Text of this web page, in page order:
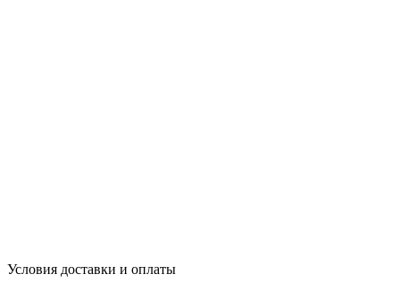
Условия доставки и оплаты